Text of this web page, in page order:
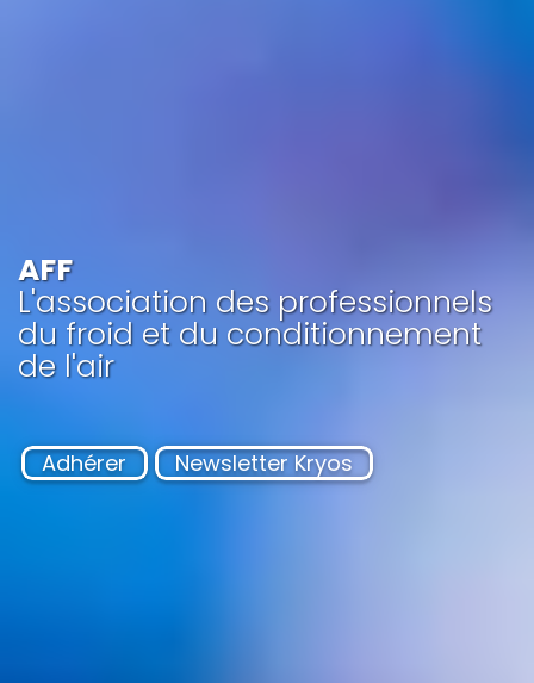
AFF
L'association des professionnels
du froid et du conditionnement
de l'air
Adhérer Newsletter Kryos